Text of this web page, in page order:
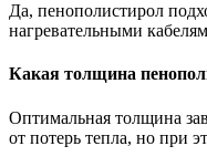
Да, пенополистирол
нагревательными
Какая толщина
Оптимальная толщина
от потерь тепла, но при